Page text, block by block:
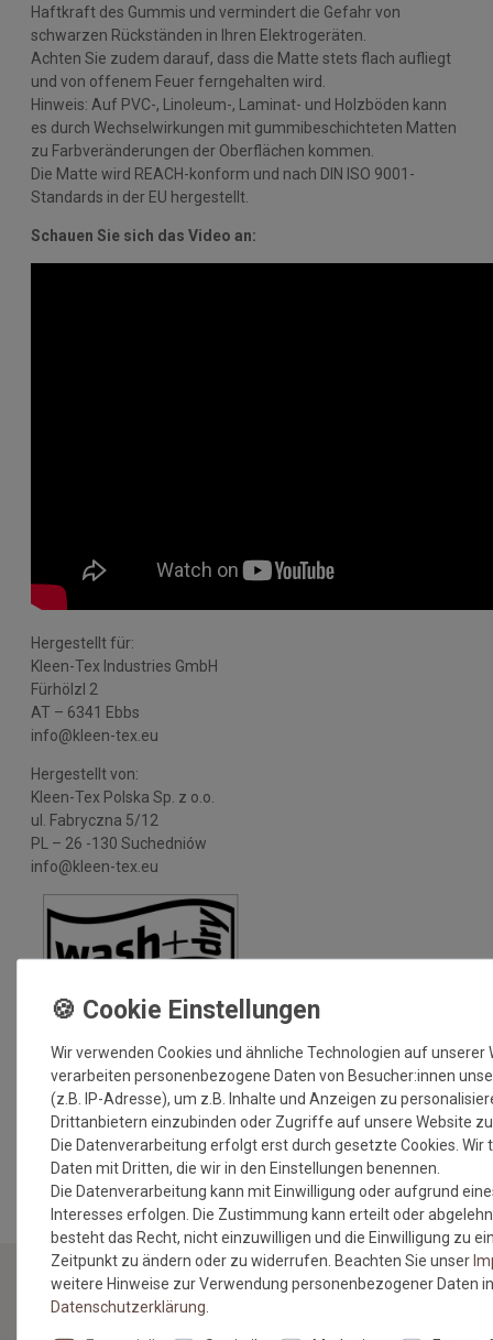
Haftkraft des Gummis und vermindert die Gefahr von
schwarzen Rückständen in Ihren Elektrogeräten.
Achten Sie zudem darauf, dass die Matte stets flach aufliegt
und von offenem Feuer ferngehalten wird.
Hinweis: Auf PVC-, Linoleum-, Laminat- und Holzböden kann
es durch Wechselwirkungen mit gummibeschichteten Matten
zu Farbveränderungen der Oberflächen kommen.
Die Matte wird REACH-konform und nach DIN ISO 9001-
Standards in der EU hergestellt.
Schauen Sie sich das Video an:
Hergestellt für:
Kleen-Tex Industries GmbH
Fürhölzl 2
AT – 6341 Ebbs
info@kleen-tex.eu
Hergestellt von:
Kleen-Tex Polska Sp. z o.o.
ul. Fabryczna 5/12
PL – 26 -130 Suchedniów
info@kleen-tex.eu
MEHR INFORMATIONEN ZUM EU VERANTWORTLICHEN »
NEWSLETTER
Wir verwenden Cookies und ähnliche Technologien auf unserer
verarbeiten personenbezogene Daten von Besucher:innen
(z.B. IP-Adresse), um z.B. Inhalte und Anzeigen zu
Drittanbietern einzubinden oder Zugriffe auf unsere Website
Die Datenverarbeitung erfolgt erst durch gesetzte Cookies. Wir
Daten mit Dritten, die wir in den Einstellungen benennen.
Die Datenverarbeitung kann mit Einwilligung oder aufgrund
Interesses erfolgen. Die Zustimmung kann erteilt oder
besteht das Recht, nicht einzuwilligen und die Einwilligung zu
Zeitpunkt zu ändern oder zu widerrufen. Beachten Sie unser
weitere Hinweise zur Verwendung personenbezogener Daten
Daten­schutz­erklärung